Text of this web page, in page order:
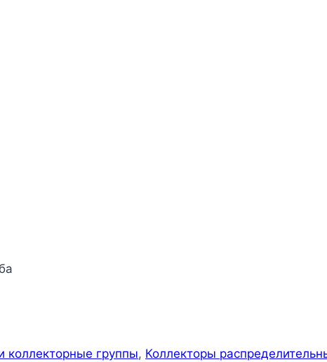
коллекторные группы, Коллекторы